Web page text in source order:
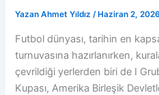
Yazan Ahmet Yıldız/ Haziran 2, 2026
Futbol dünyası, tarihin en
turnuvasına hazırlanırken,
çevrildiği yerlerden biri de I
Kupası, Amerika Birleşik